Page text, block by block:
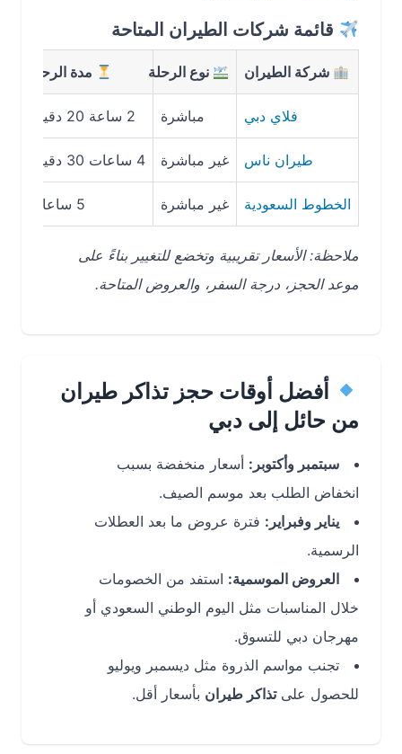
قائمة شركات الطيران المتاحة
شركة الطيران نوع الرحلة مدة الرحلة
فلاي دبي مباشرة 2 ساعة 20 دقيقة
طيران ناس غير مباشرة 4 ساعات 30 دقيقة
الخطوط السعودية غير مباشرة
ملاحظة: الأسعار تقريبية وتخضع للتغيير بناءً على
موعد الحجز، درجة السفر، والعروض المتاحة.
أفضل أوقات حجز تذاكر طيران
من حائل إلى دبي
سبتمبر وأكتوبر:أسعار منخفضة بسبب
انخفاض الطلب بعد موسم الصيف.
يناير وفبراير:فترة عروض ما بعد العطلات
الرسمية.
العروض الموسمية:استفد من الخصومات
خلال المناسبات مثل اليوم الوطني السعودي أو
مهرجان دبي للتسوق.
تجنب مواسم الذروة مثل ديسمبر ويوليو
للحصول علىتذاكر طيرانبأسعار أقل.